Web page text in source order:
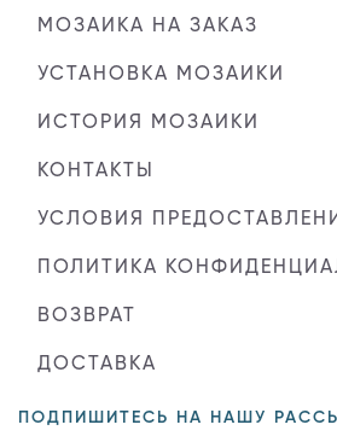
МОЗАИКА НА ЗАКАЗ
УСТАНОВКА МОЗАИКИ
ИСТОРИЯ МОЗАИКИ
КОНТАКТЫ
УСЛОВИЯ
ПОЛИТИКА
ВОЗВРАТ
ДОСТАВКА
ПОДПИШИТЕСЬ НА НАШУ